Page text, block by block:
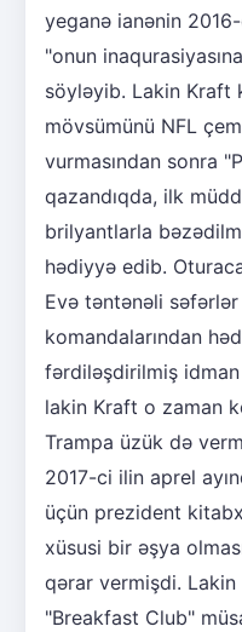
yeganə ianənin
"onun
söyləyib. Lakin Kraft
mövsümünü NFL
vurmasından sonra
qazandıqda, ilk
brilyantlarla
hədiyyə edib.
Evə təntənəli səfərlər
komandalarından
fərdiləşdirilmiş
lakin Kraft o zaman
Trampa üzük də
2017-ci ilin aprel
üçün prezident
xüsusi bir əşya
qərar vermişdi.
"Breakfast Club"